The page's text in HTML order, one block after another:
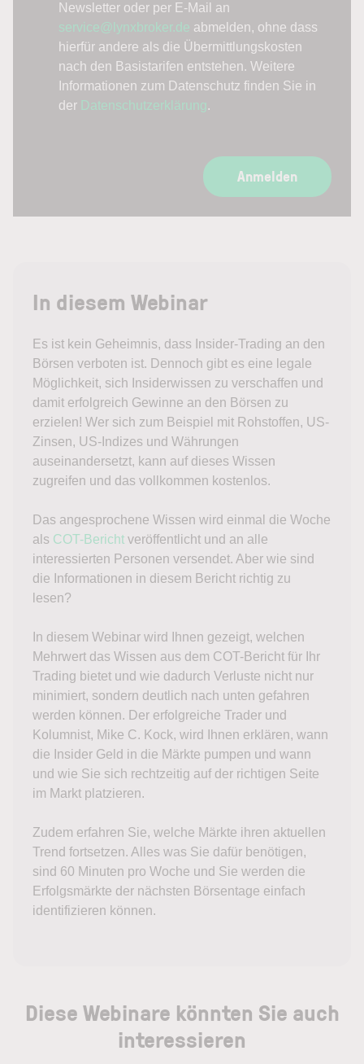
Newsletter oder per E-Mail an
service@lynxbroker.de abmelden, ohne dass
hierfür andere als die Übermittlungskosten
nach den Basistarifen entstehen. Weitere
Informationen zum Datenschutz finden Sie in
der Datenschutzerklärung.
Anmelden
In diesem Webinar
Es ist kein Geheimnis, dass Insider-Trading an den
Börsen verboten ist. Dennoch gibt es eine legale
Möglichkeit, sich Insiderwissen zu verschaffen und
damit erfolgreich Gewinne an den Börsen zu
erzielen! Wer sich zum Beispiel mit Rohstoffen, US-
Zinsen, US-Indizes und Währungen
auseinandersetzt, kann auf dieses Wissen
zugreifen und das vollkommen kostenlos.
Das angesprochene Wissen wird einmal die Woche
als COT-Bericht veröffentlicht und an alle
interessierten Personen versendet. Aber wie sind
die Informationen in diesem Bericht richtig zu
lesen?
In diesem Webinar wird Ihnen gezeigt, welchen
Mehrwert das Wissen aus dem COT-Bericht für Ihr
Trading bietet und wie dadurch Verluste nicht nur
minimiert, sondern deutlich nach unten gefahren
werden können. Der erfolgreiche Trader und
Kolumnist, Mike C. Kock, wird Ihnen erklären, wann
die Insider Geld in die Märkte pumpen und wann
und wie Sie sich rechtzeitig auf der richtigen Seite
im Markt platzieren.
Zudem erfahren Sie, welche Märkte ihren aktuellen
Trend fortsetzen. Alles was Sie dafür benötigen,
sind 60 Minuten pro Woche und Sie werden die
Erfolgsmärkte der nächsten Börsentage einfach
identifizieren können.
Diese Webinare könnten Sie auch
interessieren